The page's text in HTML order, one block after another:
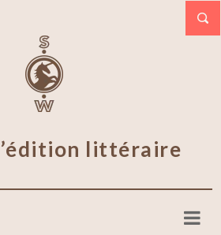
littéraire